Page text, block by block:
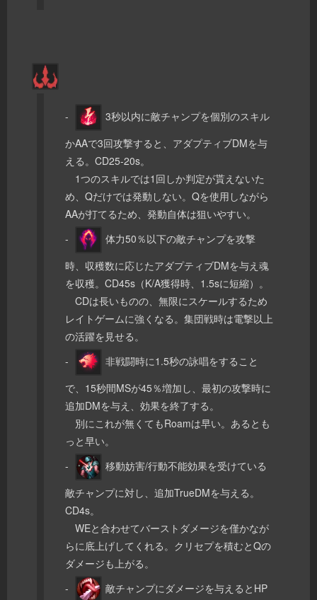
-
3秒以内に敵チャンプを個別のスキル
かAAで3回攻撃すると、アダプティブDMを与
える。CD25-20s。
1つのスキルでは1回しか判定が貰えないた
め、Qだけでは発動しない。Qを使用しながら
AAが打てるため、発動自体は狙いやすい。
-
体力50％以下の敵チャンプを攻撃
時、収穫数に応じたアダプティブDMを与え魂
を収穫。CD45s（K/A獲得時、1.5sに短縮）。
CDは長いものの、無限にスケールするため
レイトゲームに強くなる。集団戦時は電撃以上
の活躍を見せる。
-
非戦闘時に1.5秒の詠唱をすること
で、15秒間MSが45％増加し、最初の攻撃時に
追加DMを与え、効果を終了する。
別にこれが無くてもRoamは早い。あるとも
っと早い。
-
移動妨害/行動不能効果を受けている
敵チャンプに対し、追加TrueDMを与える。
CD4s。
WEと合わせてバーストダメージを僅かなが
らに底上げしてくれる。クリセプを積むとQの
ダメージも上がる。
-
敵チャンプにダメージを与えるとHP